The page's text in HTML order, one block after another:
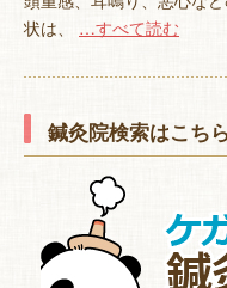
状は、 …すべて読む
鍼灸院検索はこち